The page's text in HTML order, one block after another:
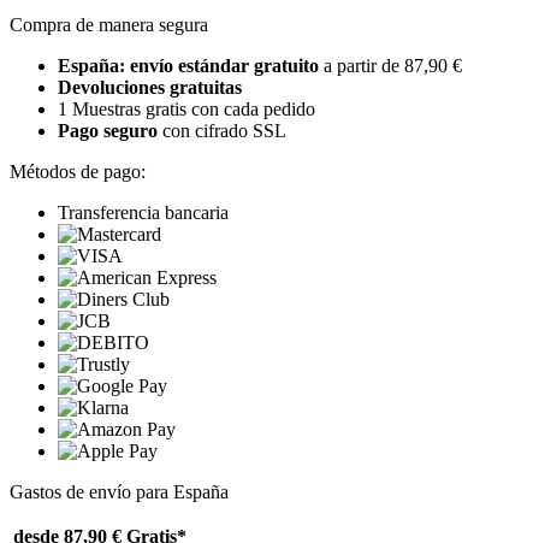
Compra de manera segura
España: envío estándar gratuito a partir de 87,90 €
Devoluciones gratuitas
1 Muestras gratis con cada pedido
Pago seguro con cifrado SSL
Métodos de pago:
Transferencia bancaria
Gastos de envío para España
desde 87,90 € Gratis*